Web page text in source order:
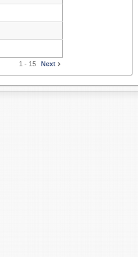
1 - 15 Next